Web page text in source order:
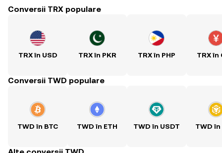
Conversii TRX populare
TRX în USD TRX în PKR TRX în PHP TRX în
Conversii TWD populare
TWD în BTC TWD în ETH TWD în USDT TWD în